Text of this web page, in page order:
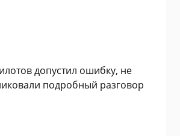
допустил ошибку, не
подробный разговор